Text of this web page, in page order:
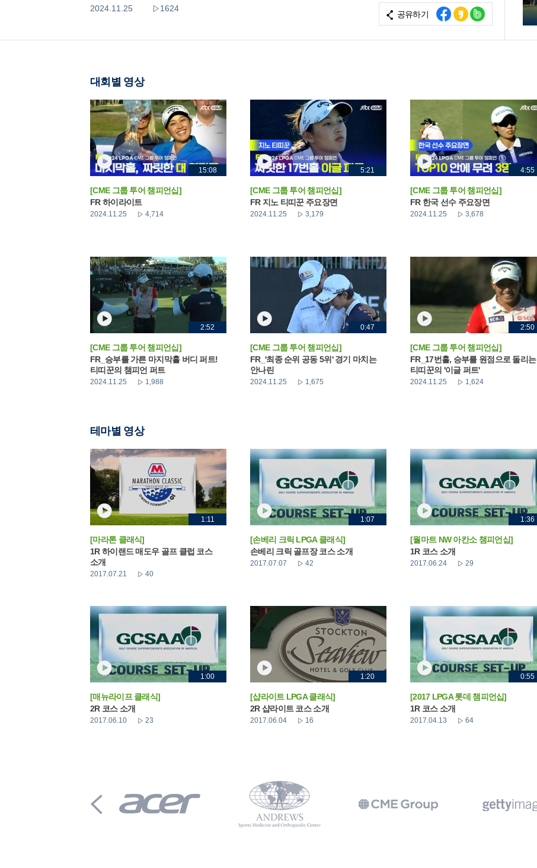
2024.11.25 1624
공유하기
대회별 영상
15:08
[CME 그룹 투어 챔피언십]
FR 하이라이트
2024.11.25 4,714
5:21
[CME 그룹 투어 챔피언십]
FR 지노 티띠꾼 주요장면
2024.11.25 3,179
4:55
[CME 그룹 투어 챔피언십]
FR 한국 선수 주요장면
2024.11.25 3,678
2:52
[CME 그룹 투어 챔피언십]
FR_승부를 가른 마지막홀 버디 퍼트!
티띠꾼의 챔피언 퍼트
2024.11.25 1,988
0:47
[CME 그룹 투어 챔피언십]
FR_'최종 순위 공동 5위' 경기 마치는
안나린
2024.11.25 1,675
2:50
[CME 그룹 투어 챔피언십]
FR_17번홀, 승부를 원점으로 돌리는
티띠꾼의 '이글 퍼트'
2024.11.25 1,624
테마별 영상
1:11
[마라톤 클래식]
1R 하이랜드 매도우 골프 클럽 코스
소개
2017.07.21 40
1:07
[손베리 크릭 LPGA 클래식]
손베리 크릭 골프장 코스 소개
2017.07.07 42
1:36
[월마트 NW 아칸소 챔피언십]
1R 코스 소개
2017.06.24 29
1:00
[매뉴라이프 클래식]
2R 코스 소개
2017.06.10 23
1:20
[샵라이트 LPGA 클래식]
2R 샵라이트 코스 소개
2017.06.04 16
0:55
[2017 LPGA 롯데 챔피언십]
1R 코스 소개
2017.04.13 64